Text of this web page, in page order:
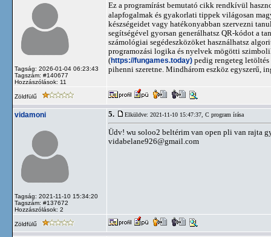
Tagság: 2026-01-04 06:23:43
Tagszám: #140677
Hozzászólások: 11
Ez a programírást bemutató cikk rendkívül
alapfogalmak és gyakorlati tippek világosan
készségeidet vagy hatékonyabban szervezni
segítségével gyorsan generálhatsz QR-kódot a
számológiai segédeszközöket használhatsz
programozási logika és nyelvek mögötti
(https://fungames.today) pedig rengeteg
pihenni szeretne. Mindhárom eszköz egyszerű,
Zöldfülű
vidamoni
Tagság: 2021-11-10 15:34:20
Tagszám: #137672
Hozzászólások: 2
5. Elküldve: 2021-11-10 15:47:37, C program írása
Üdv! wu soloo2 beltérim van open pli van rajta
vidabelane926@gmail.com
Zöldfülű